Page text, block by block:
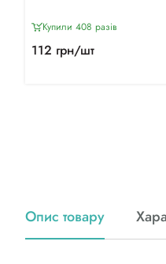
Купили 408 разiв
112 грн/шт
Опис товару